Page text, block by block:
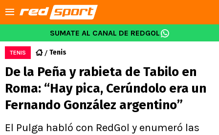
SUMATE AL CANAL DE REDGOL
TENIS Tenis
De la Peña y rabieta de Tabilo en
Roma: “Hay pica, Cerúndolo era un
Fernando González argentino”
El Pulga habló con RedGol y enumeró las